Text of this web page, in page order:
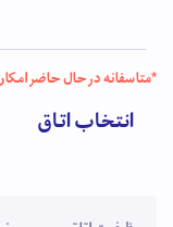
*متاسفانه در حال حاضر
انتخاب اتاق